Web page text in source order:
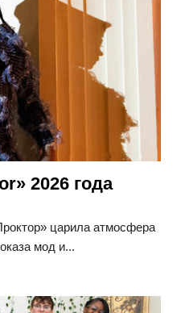
2026 года
царила атмосфера
мод и...